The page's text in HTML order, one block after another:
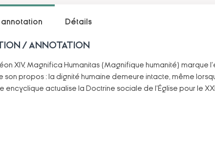
/ ANNOTATION
XIV, Magnifica Humanitas (Magnifique humanité)
propos : la dignité humaine demeure intacte, même
encyclique actualise la Doctrine sociale de l'Église pour le
Détails